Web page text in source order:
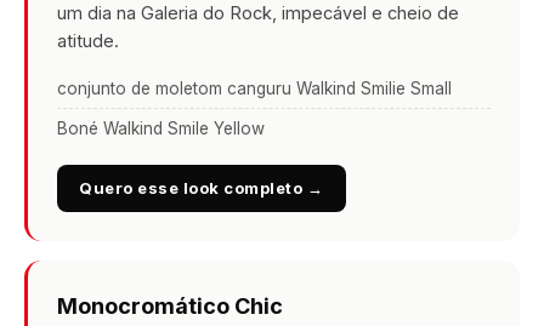
um dia na Galeria do Rock, impecável e cheio de
atitude.
conjunto de moletom canguru Walkind Smilie Small
Boné Walkind Smile Yellow
Quero esse look completo →
Monocromático Chic